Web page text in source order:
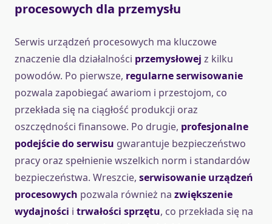
procesowych dla przemysłu
Serwis urządzeń procesowych ma kluczowe
znaczenie dla działalności przemysłowej z kilku
powodów. Po pierwsze, regularne serwisowanie
pozwala zapobiegać awariom i przestojom, co
przekłada się na ciągłość produkcji oraz
oszczędności finansowe. Po drugie, profesjonalne
podejście do serwisu gwarantuje bezpieczeństwo
pracy oraz spełnienie wszelkich norm i standardów
bezpieczeństwa. Wreszcie, serwisowanie urządzeń
procesowych pozwala również na zwiększenie
wydajności i trwałości sprzętu, co przekłada się na